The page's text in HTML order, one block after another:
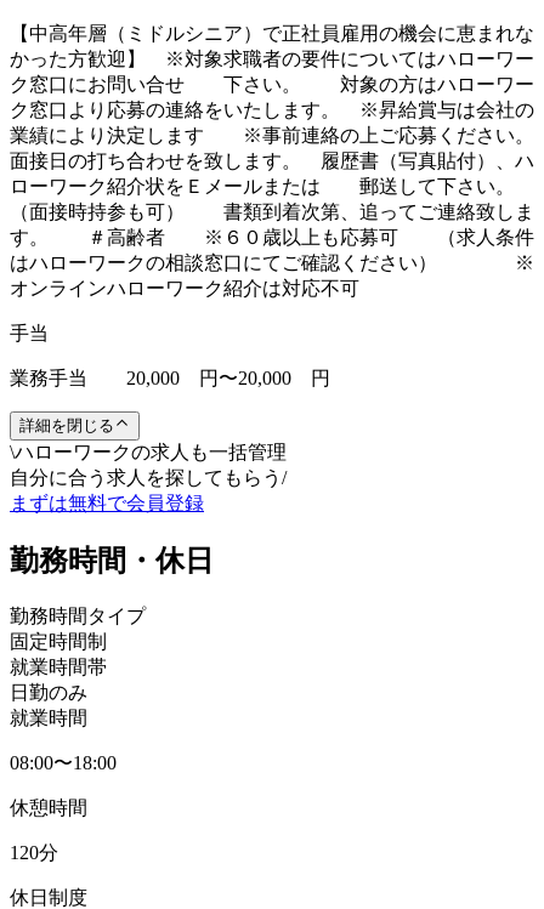
【中高年層（ミドルシニア）で正社員雇用の機会に恵まれな
かった方歓迎】 ※対象求職者の要件についてはハローワー
ク窓口にお問い合せ 下さい。 対象の方はハローワー
ク窓口より応募の連絡をいたします。 ※昇給賞与は会社の
業績により決定します ※事前連絡の上ご応募ください。
面接日の打ち合わせを致します。 履歴書（写真貼付）、ハ
ローワーク紹介状をＥメールまたは 郵送して下さい。
（面接時持参も可） 書類到着次第、追ってご連絡致しま
す。 ＃高齢者 ※６０歳以上も応募可 （求人条件
はハローワークの相談窓口にてご確認ください） ※
オンラインハローワーク紹介は対応不可
手当
業務手当 20,000 円〜20,000 円
詳細を閉じる
\ハローワークの求人も一括管理
自分に合う求人を探してもらう /
まずは無料で会員登録
勤務時間・休日
勤務時間タイプ
固定時間制
就業時間帯
日勤のみ
就業時間
08:00〜18:00
休憩時間
120分
休日制度